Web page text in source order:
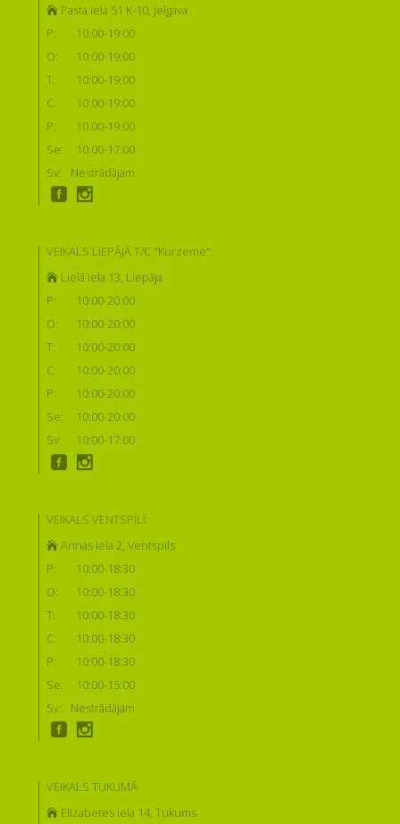
Pasta iela 51 K-10, Jelgava
P:
10:00-19:00
O:
10:00-19:00
T:
10:00-19:00
C:
10:00-19:00
P:
10:00-19:00
Se:
10:00-17:00
Sv:
Nestrādājam
VEIKALS LIEPĀJĀ T/C "Kurzeme":
Lielā iela 13, Liepāja
P:
10:00-20:00
O:
10:00-20:00
T:
10:00-20:00
C:
10:00-20:00
P:
10:00-20:00
Se:
10:00-20:00
Sv:
10:00-17:00
VEIKALS VENTSPILĪ:
Annas iela 2, Ventspils
P:
10:00-18:30
O:
10:00-18:30
T:
10:00-18:30
C:
10:00-18:30
P:
10:00-18:30
Se:
10:00-15:00
Sv:
Nestrādājam
VEIKALS TUKUMĀ
Elizabetes iela 14, Tukums